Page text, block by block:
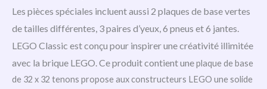
Les pièces spéciales incluent aussi 2 plaques de base vertes
de tailles différentes, 3 paires d’yeux, 6 pneus et 6 jantes.
LEGO Classic est conçu pour inspirer une créativité illimitée
avec la brique LEGO. Ce produit contient uneplaque de base
de 32 x 32 tenons propose aux constructeurs LEGO une solide